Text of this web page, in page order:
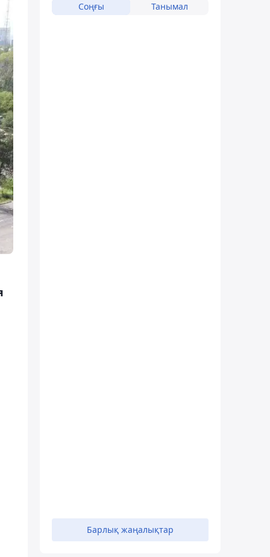
Соңғы Танымал
Барлық жаңалықтар